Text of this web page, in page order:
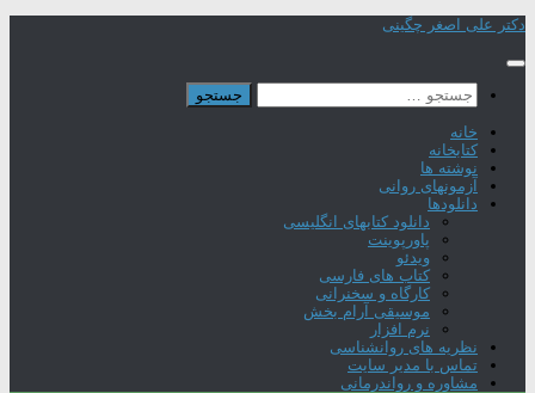
Skip
content
دکتر علی اصغر چگینی
جستجو
برای:
خانه
کتابخانه
نوشته ها
آزمونهای روانی
دانلودها
دانلود کتابهای انگلیسی
پاورپوینت
ویدئو
کتاب های فارسی
کارگاه و سخنرانی
موسیقی آرام بخش
نرم افزار
نظریه های روانشناسی
تماس با مدیر سایت
مشاوره و رواندرمانی